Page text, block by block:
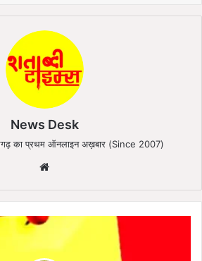
News Desk
का प्रथम ऑनलाइन अख़बार (Since 2007)
te